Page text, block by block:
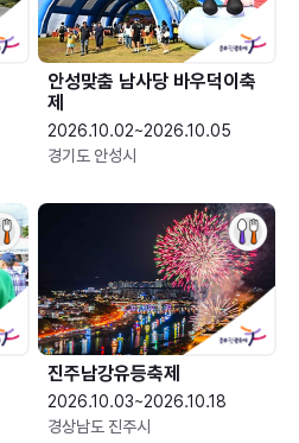
안성맞춤 남사당 바우덕이축
제
2026.10.02~2026.10.05
경기도 안성시
진주남강유등축제
2026.10.03~2026.10.18
경상남도 진주시